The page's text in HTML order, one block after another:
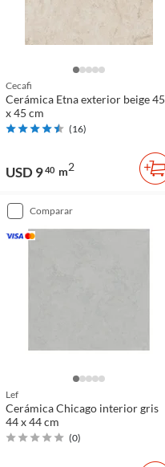
Cecafi
Cerámica Etna exterior beige 45
x 45 cm
(16)
USD 940 m2
comparar
Lef
Cerámica Chicago interior gris
44 x 44 cm
(0)